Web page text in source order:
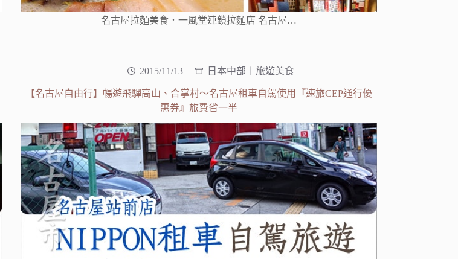
名古屋拉麵美食．一風堂連鎖拉麵店 名古屋…
2015/11/13 日本中部︱旅遊美食
【名古屋自由行】暢遊飛驒高山、合掌村～名古屋租車自駕使用『速旅CEP通行優
惠券』旅費省一半